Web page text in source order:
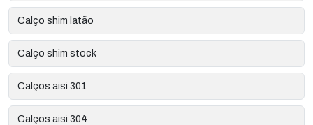
Calço shim latão
Calço shim stock
Calços aisi 301
Calços aisi 304